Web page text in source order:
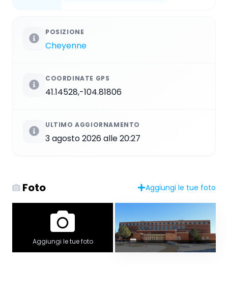
POSIZIONE
Cheyenne
COORDINATE GPS
41.14528,-104.81806
ULTIMO AGGIORNAMENTO
3 agosto 2026 alle 20:27
Foto Aggiungi le tue foto
Aggiungi le tue foto